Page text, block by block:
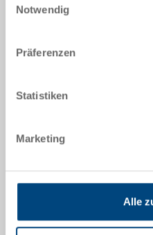
Notwendig
Präferenzen
Statistiken
Marketing
Alle
Angebot anfordern
Technische Daten
Einsatzbehälter ESD, PP
10^4 -10^10 Ohm,